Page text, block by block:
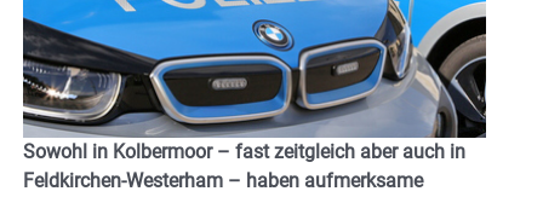
Sowohl in Kolbermoor – fast zeitgleich aber auch in
Feldkirchen-Westerham – haben aufmerksame